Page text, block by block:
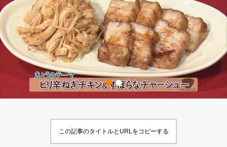
この記事のタイトルとURLをコピーする